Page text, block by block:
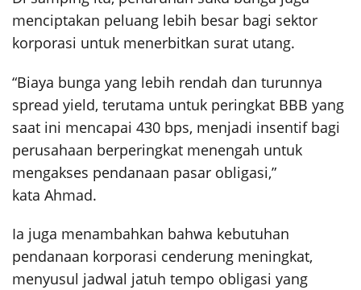
menciptakan peluang lebih besar bagi sektor
korporasi untuk menerbitkan surat utang.
“Biaya bunga yang lebih rendah dan turunnya
spread yield, terutama untuk peringkat BBB yang
saat ini mencapai 430 bps, menjadi insentif bagi
perusahaan berperingkat menengah untuk
mengakses pendanaan pasar obligasi,”
kata Ahmad.
Ia juga menambahkan bahwa kebutuhan
pendanaan korporasi cenderung meningkat,
menyusul jadwal jatuh tempo obligasi yang